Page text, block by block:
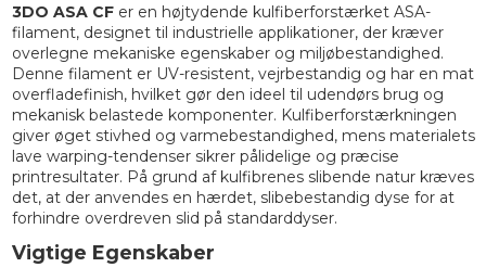
3DO ASA CFer en højtydende kulfiberforstærket ASA-
filament, designet til industrielle applikationer, der kræver
overlegne mekaniske egenskaber og miljøbestandighed.
Denne filament er UV-resistent, vejrbestandig og har en mat
overfladefinish, hvilket gør den ideel til udendørs brug og
mekanisk belastede komponenter. Kulfiberforstærkningen
giver øget stivhed og varmebestandighed, mens materialets
lave warping-tendenser sikrer pålidelige og præcise
printresultater. På grund af kulfibrenes slibende natur kræves
det, at der anvendes en hærdet, slibebestandig dyse for at
forhindre overdreven slid på standarddyser.
Vigtige Egenskaber